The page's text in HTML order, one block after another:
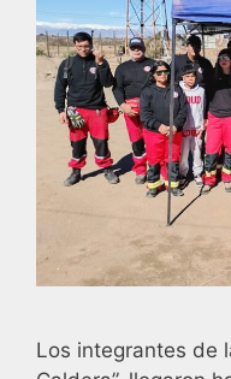
Los integrantes de